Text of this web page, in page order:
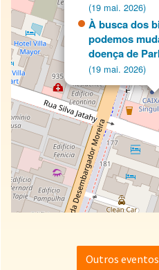
(19 mai. 2026)
À busca dos
podemos
doença de
(19 mai. 2026)
Outros